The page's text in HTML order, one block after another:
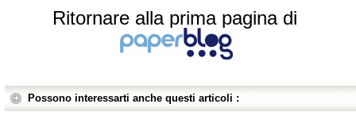
Ritornare alla prima pagina di
Possono interessarti anche questi articoli :